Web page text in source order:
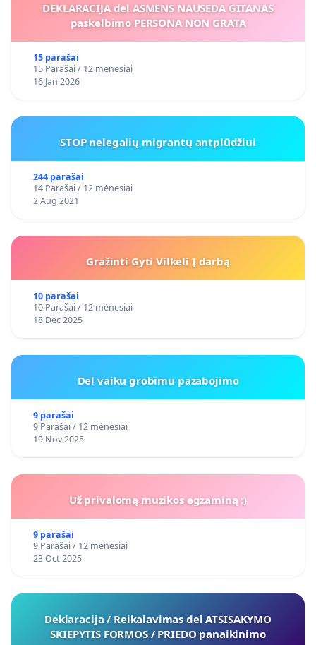
DEKLARACIJA del ASMENS NAUSEDA GITANAS
paskelbimo PERSONA NON GRATA
15 parašai
15 Parašai / 12 mėnesiai
16 Jan 2026
STOP nelegalių migrantų antplūdžiui
244 parašai
14 Parašai / 12 mėnesiai
2 Aug 2021
Gražinti Gyti Vilkeli Į darbą
10 parašai
10 Parašai / 12 mėnesiai
18 Dec 2025
Del vaiku grobimu pazabojimo
9 parašai
9 Parašai / 12 mėnesiai
19 Nov 2025
Už privalomą muzikos egzaminą :)
9 parašai
9 Parašai / 12 mėnesiai
23 Oct 2025
Deklaracija / Reikalavimas del ATSISAKYMO
SKIEPYTIS FORMOS / PRIEDO panaikinimo